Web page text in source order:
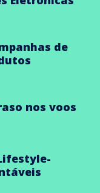
de
nos voos